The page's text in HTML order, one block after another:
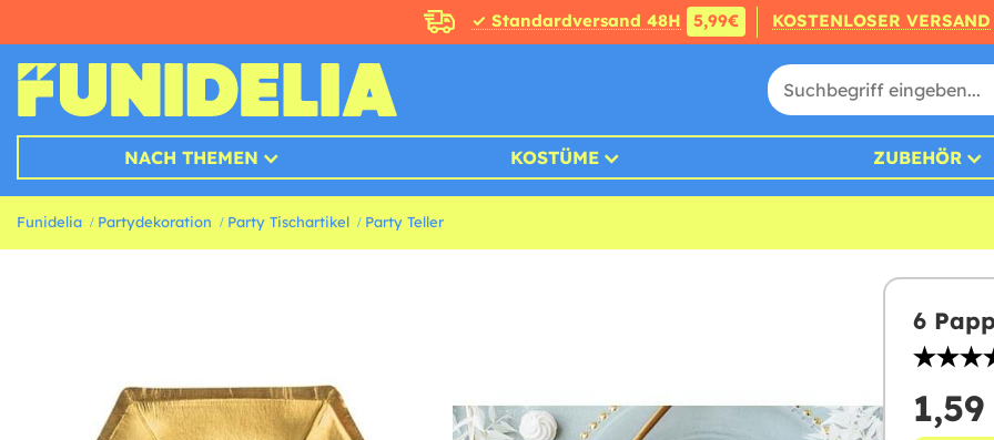
✓ Standardversand 48H 5,99€ KOSTENLOSER VERSAND
NACH THEMEN KOSTÜME ZUBEHÖR
Funidelia Partydekoration Party Tischartikel Party Teller
6